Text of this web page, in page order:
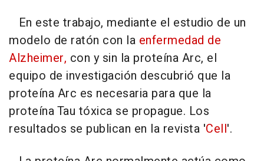
En este trabajo, mediante el estudio de un
modelo de ratón con la enfermedad de
Alzheimer, con y sin la proteína Arc, el
equipo de investigación descubrió que la
proteína Arc es necesaria para que la
proteína Tau tóxica se propague. Los
resultados se publican en la revista 'Cell'.